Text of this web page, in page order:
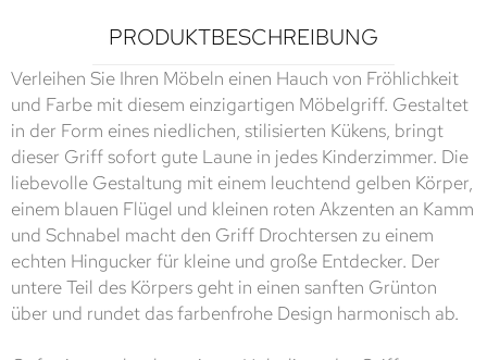
PRODUKTBESCHREIBUNG
Verleihen Sie Ihren Möbeln einen Hauch von Fröhlichkeit
und Farbe mit diesem einzigartigen Möbelgriff. Gestaltet
in der Form eines niedlichen, stilisierten Kükens, bringt
dieser Griff sofort gute Laune in jedes Kinderzimmer. Die
liebevolle Gestaltung mit einem leuchtend gelben Körper,
einem blauen Flügel und kleinen roten Akzenten an Kamm
und Schnabel macht den Griff Drochtersen zu einem
echten Hingucker für kleine und große Entdecker. Der
untere Teil des Körpers geht in einen sanften Grünton
über und rundet das farbenfrohe Design harmonisch ab.